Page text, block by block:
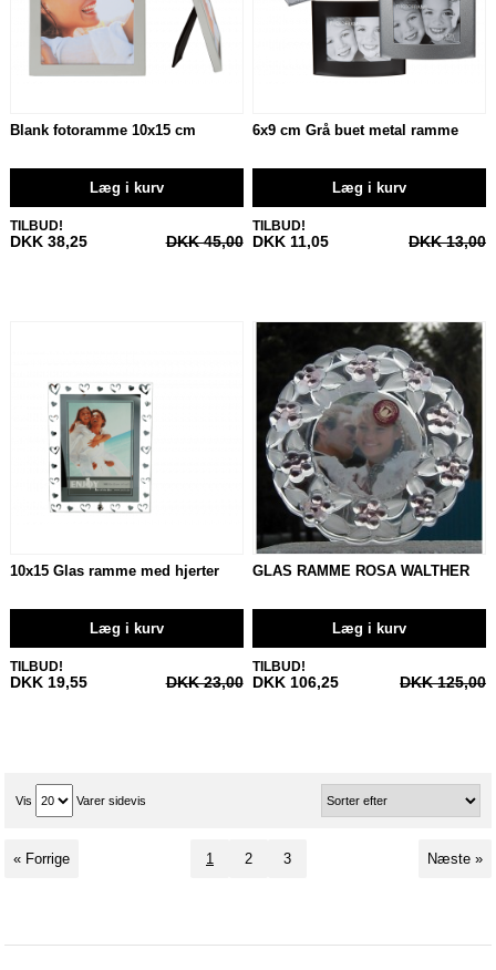
Blank fotoramme 10x15 cm
Læg i kurv
TILBUD!
DKK 38,25 DKK 45,00
6x9 cm Grå buet metal ramme
Læg i kurv
TILBUD!
DKK 11,05 DKK 13,00
10x15 Glas ramme med hjerter
Læg i kurv
TILBUD!
DKK 19,55 DKK 23,00
GLAS RAMME ROSA WALTHER
Læg i kurv
TILBUD!
DKK 106,25 DKK 125,00
Vis Varer sidevis
« Forrige 1 2 3 Næste »